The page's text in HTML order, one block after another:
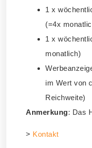
1 x
(=4x
1 x
monatlich)
im Wert von
Reichweite)
Anmerkung: Das
> Kontakt